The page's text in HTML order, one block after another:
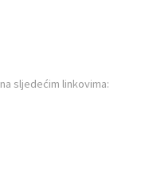
sljedećim linkovima: